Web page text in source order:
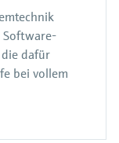
Software-
dafür
bei vollem